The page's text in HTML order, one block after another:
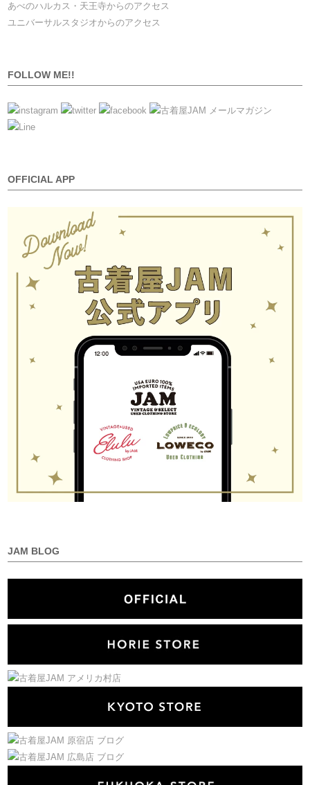
あべのハルカス・天王寺からのアクセス
ユニバーサルスタジオからのアクセス
FOLLOW ME!!
OFFICIAL APP
JAM BLOG